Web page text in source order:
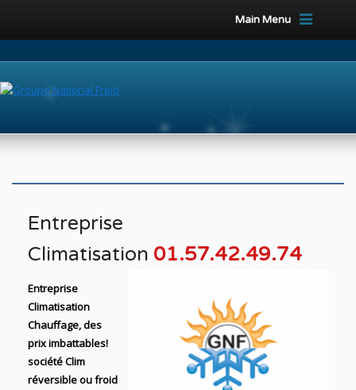
Main Menu
Entreprise
Climatisation 01.57.42.49.74
Entreprise
Climatisation
Chauffage, des
prix imbattables!
société Clim
réversible ou froid